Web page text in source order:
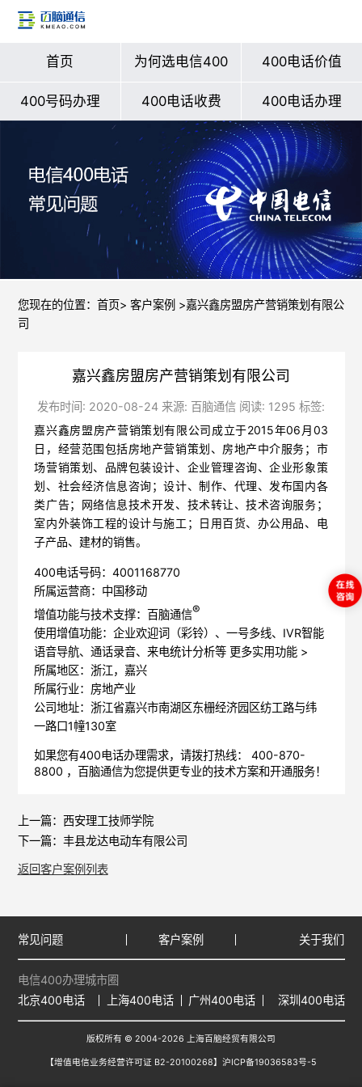
首页 为何选电信400 400电话价值
400号码办理 400电话收费 400电话办理
您现在的位置： 首页> 客户案例 >嘉兴鑫房盟房产营销策划有限公
司
嘉兴鑫房盟房产营销策划有限公司
发布时间: 2020-08-24 来源: 百脑通信 阅读: 1295 标签:
嘉兴鑫房盟房产营销策划有限公司成立于2015年06月03
日，经营范围包括房地产营销策划、房地产中介服务；市
场营销策划、品牌包装设计、企业管理咨询、企业形象策
划、社会经济信息咨询；设计、制作、代理、发布国内各
类广告；网络信息技术开发、技术转让、技术咨询服务；
室内外装饰工程的设计与施工；日用百货、办公用品、电
子产品、建材的销售。
400电话号码：4001168770
所属运营商：中国移动
增值功能与技术支撑：百脑通信®
使用增值功能：企业欢迎词（彩铃）、一号多线、IVR智能
语音导航、通话录音、来电统计分析等 更多实用功能 >
所属地区：浙江，嘉兴
所属行业：房地产业
公司地址：浙江省嘉兴市南湖区东栅经济园区纺工路与纬
一路口1幢130室
如果您有400电话办理需求，请拨打热线： 400-870-
8800 ， 百脑通信为您提供更专业的技术方案和开通服务！
上一篇： 西安理工技师学院
下一篇： 丰县龙达电动车有限公司
返回客户案例列表
常见问题 客户案例 关于我们
电信400办理城市圈
北京400电话
上海400电话 广州400电话 深圳400电话
版权所有 © 2004-2026 上海百脑经贸有限公司
【增值电信业务经营许可证 B2-20100268】 沪ICP备19036583号-5